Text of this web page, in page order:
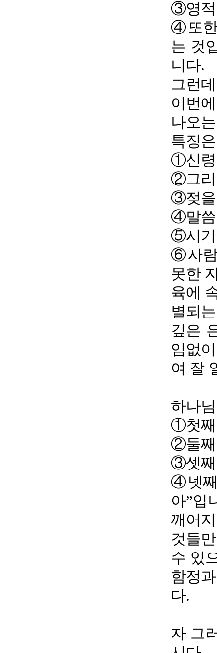
③영
④ 또
는 것
니다.
그런
이번
나오
특징은
①신
②그
③젖
④말
⑤시
⑥사
못한
육에
별되
깊은
임없
여 잘
하나
①첫
②둘
③셋
④ 넷
아”입
깨어
것들
수 있
함정
다.
자 그